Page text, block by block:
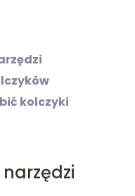
kolczyki